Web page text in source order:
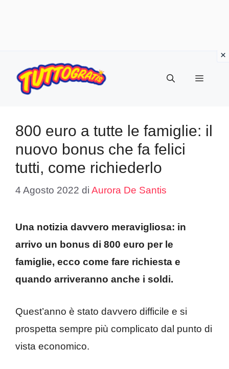
contenuto
Menu
800 euro a tutte le famiglie: il
nuovo bonus che fa felici
tutti, come richiederlo
4 Agosto 2022 di Aurora De Santis
Una notizia davvero meravigliosa: in
arrivo un bonus di 800 euro per le
famiglie, ecco come fare richiesta e
quando arriveranno anche i soldi.
Quest’anno è stato davvero difficile e si
prospetta sempre più complicato dal punto di
vista economico.